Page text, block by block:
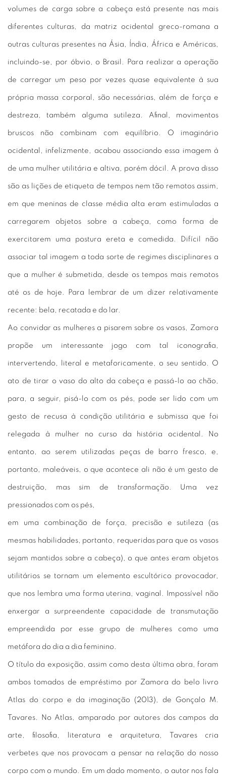
volumes de carga sobre a cabeça está presente nas mais
diferentes culturas, da matriz ocidental greco-romana a
outras culturas presentes na Ásia, Índia, África e Américas,
incluindo-se, por óbvio, o Brasil. Para realizar a operação
de carregar um peso por vezes quase equivalente à sua
própria massa corporal, são necessárias, além de força e
destreza, também alguma sutileza. Afinal, movimentos
bruscos não combinam com equilíbrio. O imaginário
ocidental, infelizmente, acabou associando essa imagem à
de uma mulher utilitária e altiva, porém dócil. A prova disso
são as lições de etiqueta de tempos nem tão remotos assim,
em que meninas de classe média alta eram estimuladas a
carregarem objetos sobre a cabeça, como forma de
exercitarem uma postura ereta e comedida. Difícil não
associar tal imagem a toda sorte de regimes disciplinares a
que a mulher é submetida, desde os tempos mais remotos
até os de hoje. Para lembrar de um dizer relativamente
recente: bela, recatada e do lar.
Ao convidar as mulheres a pisarem sobre os vasos, Zamora
propõe um interessante jogo com tal iconografia,
intervertendo, literal e metaforicamente, o seu sentido. O
ato de tirar o vaso do alto da cabeça e passá-lo ao chão,
para, a seguir, pisá-lo com os pés, pode ser lido com um
gesto de recusa à condição utilitária e submissa que foi
relegada à mulher no curso da história ocidental. No
entanto, ao serem utilizadas peças de barro fresco, e,
portanto, maleáveis, o que acontece ali não é um gesto de
destruição, mas sim de transformação. Uma vez
pressionados com os pés,
em uma combinação de força, precisão e sutileza (as
mesmas habilidades, portanto, requeridas para que os vasos
sejam mantidos sobre a cabeça), o que antes eram objetos
utilitários se tornam um elemento escultórico provocador,
que nos lembra uma forma uterina, vaginal. Impossível não
enxergar a surpreendente capacidade de transmutação
empreendida por esse grupo de mulheres como uma
metáfora do dia a dia feminino.
O título da exposição, assim como desta última obra, foram
ambos tomados de empréstimo por Zamora do belo livro
Atlas do corpo e da imaginação (2013), de Gonçalo M.
Tavares. No Atlas, amparado por autores dos campos da
arte, filosofia, literatura e arquitetura, Tavares cria
verbetes que nos provocam a pensar na relação do nosso
corpo com o mundo. Em um dado momento, o autor nos fala